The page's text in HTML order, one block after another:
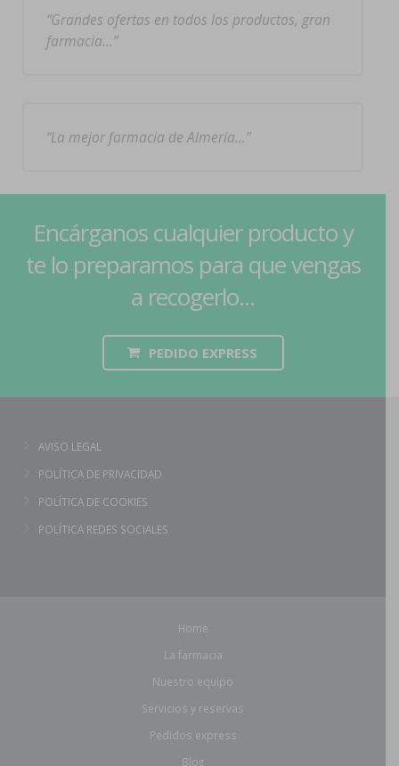
Grandes ofertas en todos los productos, gran
farmacia…
La mejor farmacia de Almería…
Encárganos cualquier producto y
te lo preparamos para que vengas
a recogerlo...
PEDIDO EXPRESS
AVISO LEGAL
POLÍTICA DE PRIVACIDAD
POLÍTICA DE COOKIES
POLÍTICA REDES SOCIALES
Home
La farmacia
Nuestro equipo
Servicios y reservas
Pedidos express
Blog